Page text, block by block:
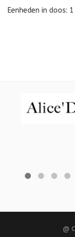
Eenheden in doos: 1
@